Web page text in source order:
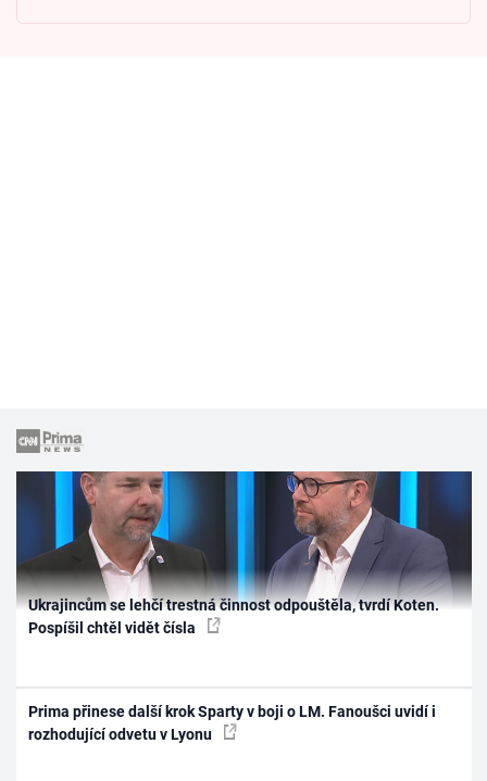
Ukrajincům se lehčí trestná činnost odpouštěla, tvrdí Koten.
Pospíšil chtěl vidět čísla
Prima přinese další krok Sparty v boji o LM. Fanoušci uvidí i
rozhodující odvetu v Lyonu